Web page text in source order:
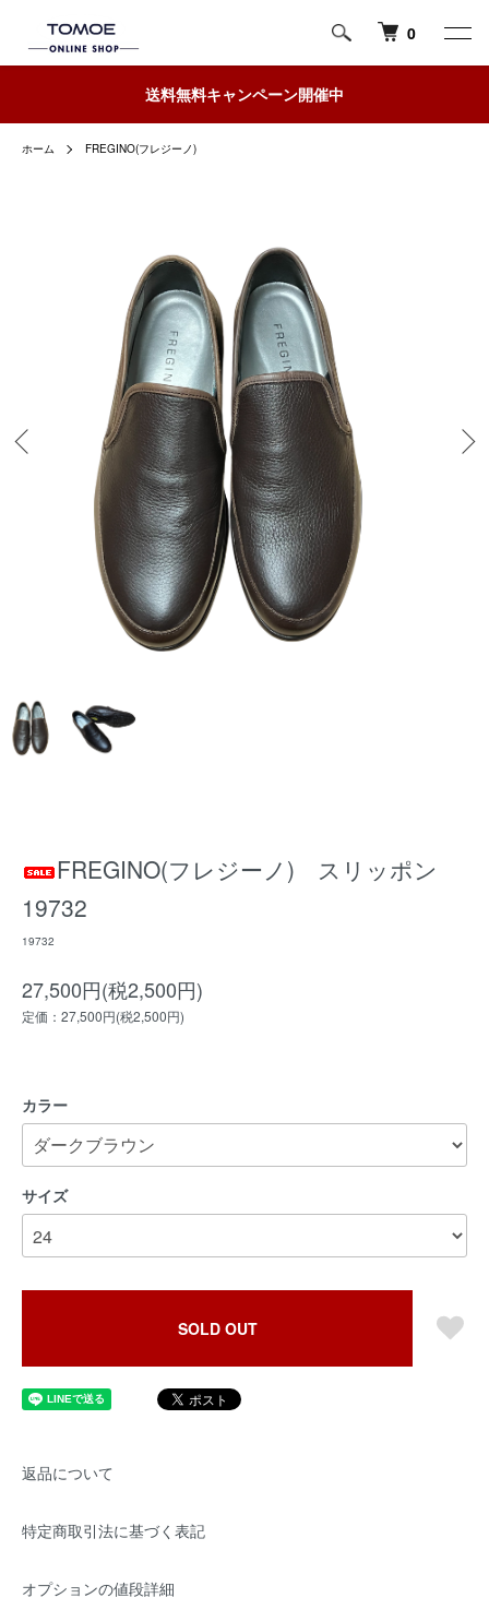
0
送料無料キャンペーン開催中
ホーム FREGINO(フレジーノ)
FREGINO(フレジーノ) スリッポン
19732
19732
27,500円(税2,500円)
定価：27,500円(税2,500円)
カラー
サイズ
SOLD OUT
返品について
特定商取引法に基づく表記
オプションの値段詳細